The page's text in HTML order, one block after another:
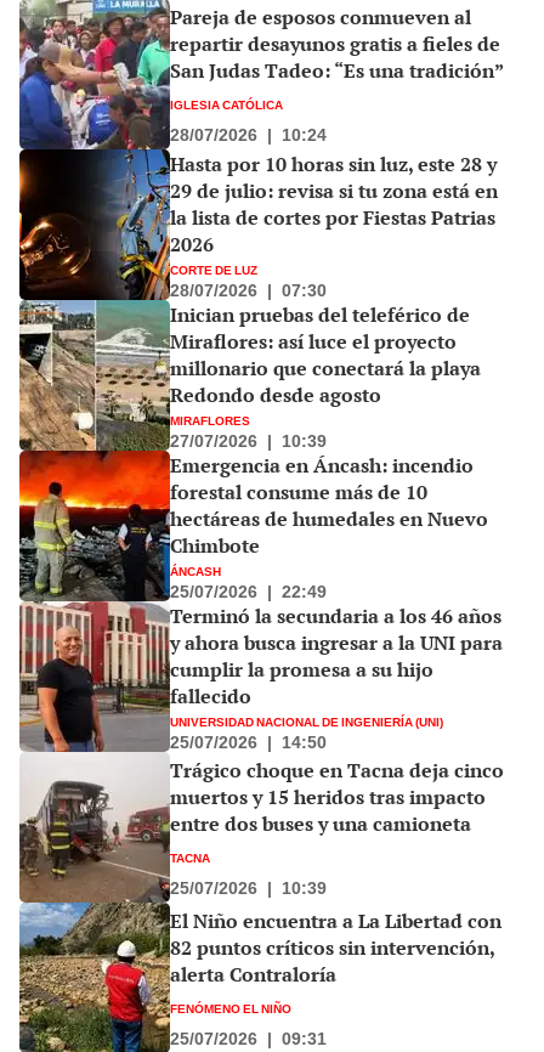
Pareja de esposos conmueven al
repartir desayunos gratis a fieles de
San Judas Tadeo: “Es una tradición”
IGLESIA CATÓLICA
28/07/2026 | 10:24
Hasta por 10 horas sin luz, este 28 y
29 de julio: revisa si tu zona está en
la lista de cortes por Fiestas Patrias
2026
CORTE DE LUZ
28/07/2026 | 07:30
Inician pruebas del teleférico de
Miraflores: así luce el proyecto
millonario que conectará la playa
Redondo desde agosto
MIRAFLORES
27/07/2026 | 10:39
Emergencia en Áncash: incendio
forestal consume más de 10
hectáreas de humedales en Nuevo
Chimbote
ÁNCASH
25/07/2026 | 22:49
Terminó la secundaria a los 46 años
y ahora busca ingresar a la UNI para
cumplir la promesa a su hijo
fallecido
UNIVERSIDAD NACIONAL DE INGENIERÍA (UNI)
25/07/2026 | 14:50
Trágico choque en Tacna deja cinco
muertos y 15 heridos tras impacto
entre dos buses y una camioneta
TACNA
25/07/2026 | 10:39
El Niño encuentra a La Libertad con
82 puntos críticos sin intervención,
alerta Contraloría
FENÓMENO EL NIÑO
25/07/2026 | 09:31